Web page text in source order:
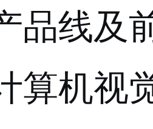
品线及
算机视